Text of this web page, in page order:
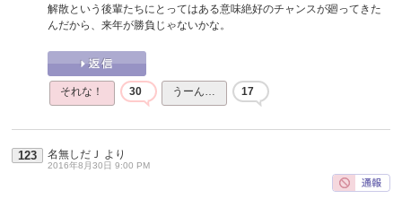
解散という後輩たちにとってはある意味絶好のチャンスが廻ってきた
んだから、来年が勝負じゃないかな。
それな！ 30 うーん… 17
123 名無しだＪ より
2016年8月30日 9:00 PM